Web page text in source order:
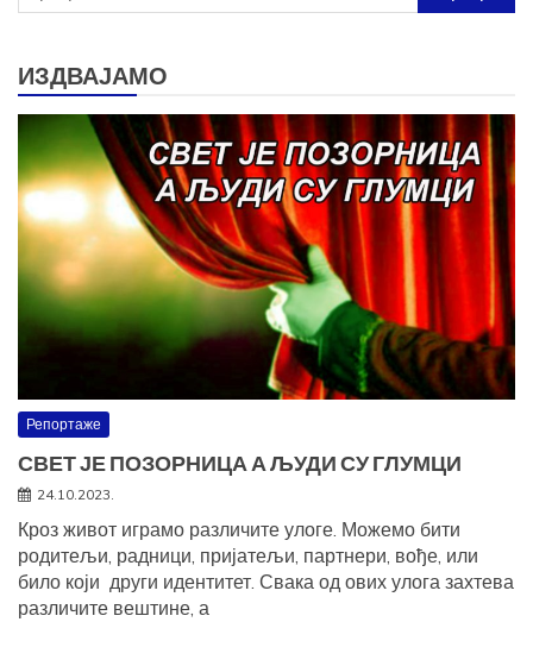
за:
ИЗДВАЈАМО
Репортаже
СВЕТ ЈЕ ПОЗОРНИЦА А ЉУДИ СУ ГЛУМЦИ
24.10.2023.
Кроз живот играмо различите улоге. Можемо бити
родитељи, радници, пријатељи, партнери, вође, или
било који други идентитет. Свака од ових улога захтева
различите вештине, а